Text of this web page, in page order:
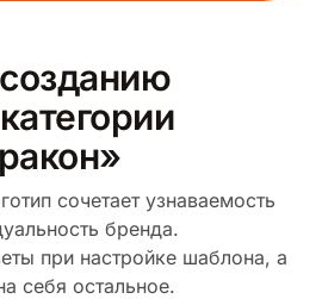
сочетает узнаваемость
бренда.
при настройке шаблона, а
себя остальное.